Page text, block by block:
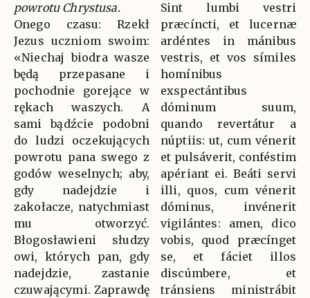
powrotu Chrystusa.
Onego czasu: Rzekł
Jezus uczniom swoim:
«Niechaj biodra wasze
będą przepasane i
pochodnie gorejące w
rękach waszych. A
sami bądźcie podobni
do ludzi oczekujących
powrotu pana swego z
godów weselnych; aby,
gdy nadejdzie i
zakołacze, natychmiast
mu otworzyć.
Błogosławieni słudzy
owi, których pan, gdy
nadejdzie, zastanie
czuwającymi. Zaprawdę
Sint lumbi vestri
præcíncti, et lucernæ
ardéntes in mánibus
vestris, et vos símiles
homínibus
exspectántibus
dóminum suum,
quando revertátur a
núptiis: ut, cum vénerit
et pulsáverit, conféstim
apériant ei. Beáti servi
illi, quos, cum vénerit
dóminus, invénerit
vigilántes: amen, dico
vobis, quod præcínget
se, et fáciet illos
discúmbere, et
tránsiens ministrábit